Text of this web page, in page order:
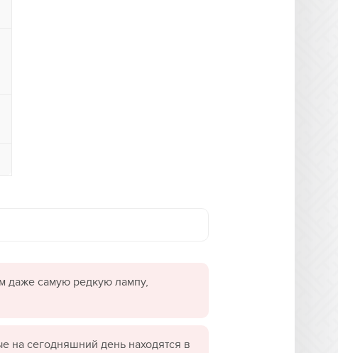
даже самую редкую лампу,
на сегодняшний день находятся в